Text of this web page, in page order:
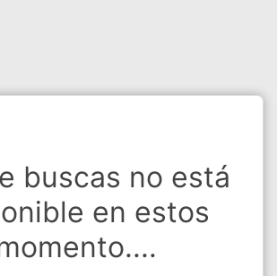
buscas no está
en estos